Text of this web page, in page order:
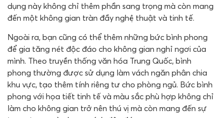
dụng này không chỉ thêm phần sang trọng mà còn mang
đến một không gian tràn đầy nghệ thuật và tinh tế.
Ngoài ra, bạn cũng có thể thêm những bức bình phong
để gia tăng nét độc đáo cho không gian nghỉ ngơi của
mình. Theo truyền thống văn hóa Trung Quốc, bình
phong thường được sử dụng làm vách ngăn phân chia
khu vực, tạo thêm tính riêng tư cho phòng ngủ. Bức bình
phong với họa tiết tinh tế và màu sắc phù hợp không chỉ
làm cho không gian trở nên thú vị mà còn mang đến sự